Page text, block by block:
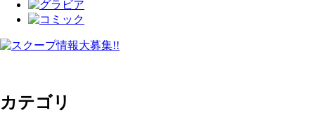
カテゴリ